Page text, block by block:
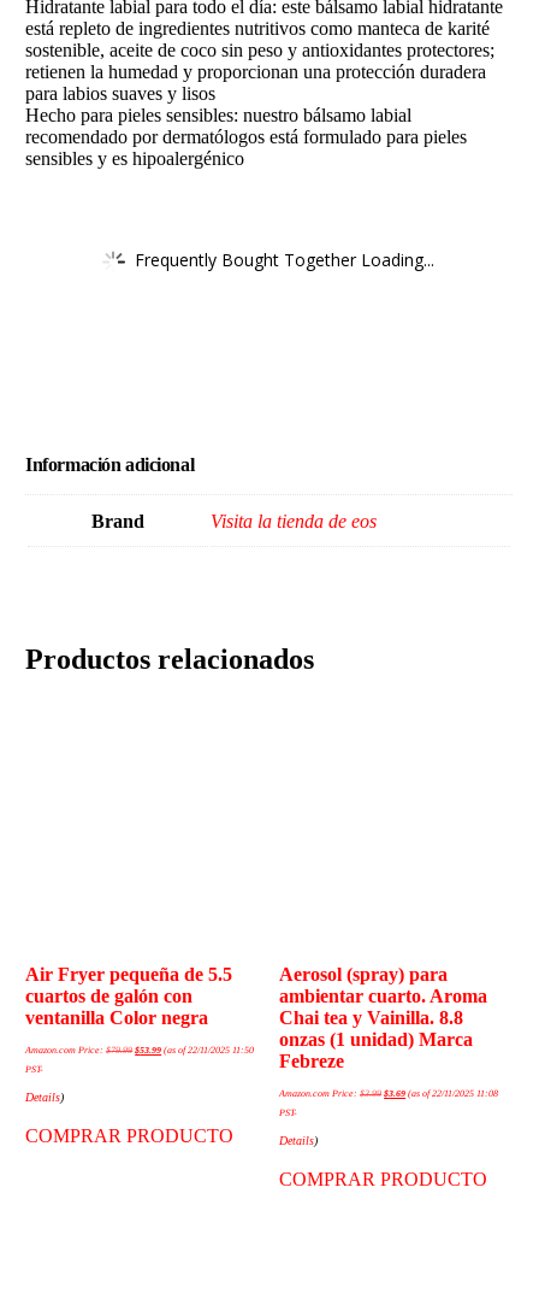
Hidratante labial para todo el día: este bálsamo labial hidratante
está repleto de ingredientes nutritivos como manteca de karité
sostenible, aceite de coco sin peso y antioxidantes protectores;
retienen la humedad y proporcionan una protección duradera
para labios suaves y lisos
Hecho para pieles sensibles: nuestro bálsamo labial
recomendado por dermatólogos está formulado para pieles
sensibles y es hipoalergénico
Frequently Bought Together Loading...
Información adicional
Brand Visita la tienda de eos
Productos relacionados
Air Fryer pequeña de 5.5
cuartos de galón con
ventanilla Color negra
Amazon.com Price:$79.99 $53.99 (as of 22/11/2025 11:50
PST-
Details)
COMPRAR PRODUCTO
Aerosol (spray) para
ambientar cuarto. Aroma
Chai tea y Vainilla. 8.8
onzas (1 unidad) Marca
Febreze
Amazon.com Price:$3.99 $3.69 (as of 22/11/2025 11:08
PST-
Details)
COMPRAR PRODUCTO